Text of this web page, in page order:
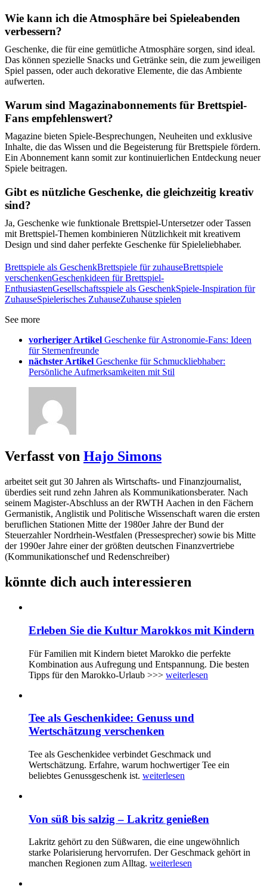
Wie kann ich die Atmosphäre bei Spieleabenden
verbessern?
Geschenke, die für eine gemütliche Atmosphäre sorgen, sind ideal.
Das können spezielle Snacks und Getränke sein, die zum jeweiligen
Spiel passen, oder auch dekorative Elemente, die das Ambiente
aufwerten.
Warum sind Magazinabonnements für Brettspiel-
Fans empfehlenswert?
Magazine bieten Spiele-Besprechungen, Neuheiten und exklusive
Inhalte, die das Wissen und die Begeisterung für Brettspiele fördern.
Ein Abonnement kann somit zur kontinuierlichen Entdeckung neuer
Spiele beitragen.
Gibt es nützliche Geschenke, die gleichzeitig kreativ
sind?
Ja, Geschenke wie funktionale Brettspiel-Untersetzer oder Tassen
mit Brettspiel-Themen kombinieren Nützlichkeit mit kreativem
Design und sind daher perfekte Geschenke für Spieleliebhaber.
Brettspiele als GeschenkBrettspiele für zuhauseBrettspiele
verschenkenGeschenkideen für Brettspiel-
EnthusiastenGesellschaftsspiele als GeschenkSpiele-Inspiration für
ZuhauseSpielerisches ZuhauseZuhause spielen
See more
vorheriger Artikel Geschenke für Astronomie-Fans: Ideen
für Sternenfreunde
nächster Artikel Geschenke für Schmuckliebhaber:
Persönliche Aufmerksamkeiten mit Stil
Verfasst von Hajo Simons
arbeitet seit gut 30 Jahren als Wirtschafts- und Finanzjournalist,
überdies seit rund zehn Jahren als Kommunikationsberater. Nach
seinem Magister-Abschluss an der RWTH Aachen in den Fächern
Germanistik, Anglistik und Politische Wissenschaft waren die ersten
beruflichen Stationen Mitte der 1980er Jahre der Bund der
Steuerzahler Nordrhein-Westfalen (Pressesprecher) sowie bis Mitte
der 1990er Jahre einer der größten deutschen Finanzvertriebe
(Kommunikationschef und Redenschreiber)
könnte dich auch interessieren
Erleben Sie die Kultur Marokkos mit Kindern
Für Familien mit Kindern bietet Marokko die perfekte
Kombination aus Aufregung und Entspannung. Die besten
Tipps für den Marokko-Urlaub >>> weiterlesen
Tee als Geschenkidee: Genuss und
Wertschätzung verschenken
Tee als Geschenkidee verbindet Geschmack und
Wertschätzung. Erfahre, warum hochwertiger Tee ein
beliebtes Genussgeschenk ist. weiterlesen
Von süß bis salzig – Lakritz genießen
Lakritz gehört zu den Süßwaren, die eine ungewöhnlich
starke Polarisierung hervorrufen. Der Geschmack gehört in
manchen Regionen zum Alltag. weiterlesen